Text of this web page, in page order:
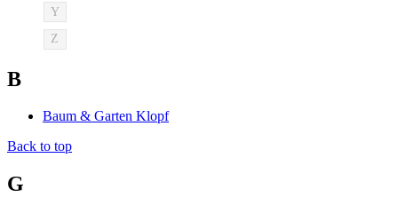
Y
Z
B
Baum & Garten Klopf
Back to top
G